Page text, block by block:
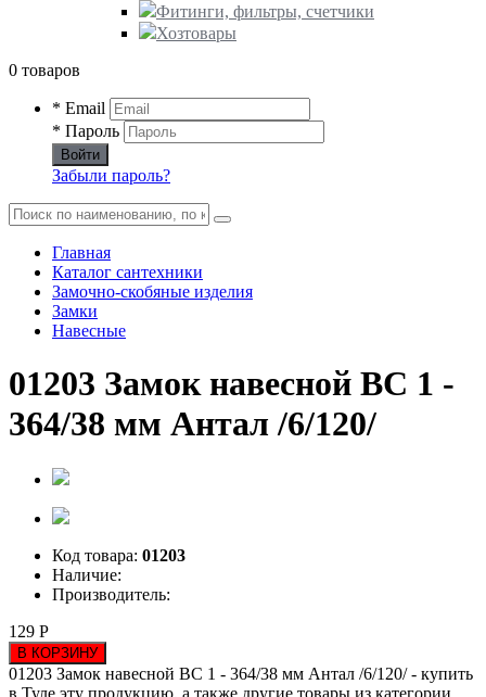
Фитинги, фильтры, счетчики
Хозтовары
0 товаров
* Email
* Пароль
Войти
Забыли пароль?
Главная
Каталог сантехники
Замочно-скобяные изделия
Замки
Навесные
01203 Замок навесной ВС 1 -
364/38 мм Антал /6/120/
Код товара: 01203
Наличие:
Производитель:
129 Р
В КОРЗИНУ
01203 Замок навесной ВС 1 - 364/38 мм Антал /6/120/ - купить
в Туле эту продукцию, а также другие товары из категории